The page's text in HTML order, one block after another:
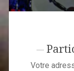
Votre